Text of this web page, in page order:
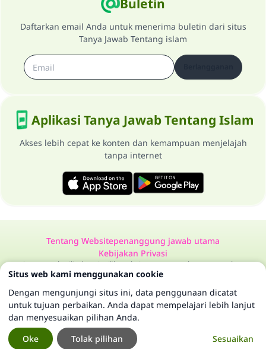
Buletin
Daftarkan email Anda untuk menerima buletin dari situs
Tanya Jawab Tentang islam
Aplikasi Tanya Jawab Tentang Islam
Akses lebih cepat ke konten dan kemampuan menjelajah
tanpa internet
Tentang Websitepenanggung jawab utama
Kebijakan Privasi
Semua Hak Dilindungi Milik Website Tanya Jawab Tentang Islam
1997-2025 ©
Situs web kami menggunakan cookie
Dengan mengunjungi situs ini, data penggunaan dicatat
untuk tujuan perbaikan. Anda dapat mempelajari lebih lanjut
dan menyesuaikan pilihan Anda.
Sesuaikan
Tolak pilihan
Oke